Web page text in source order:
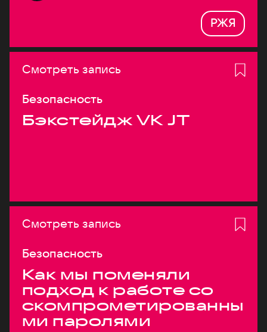
РЖЯ
Смотреть запись
Безопасность
Бэкстейдж VK JT
Смотреть запись
Безопасность
Как мы поменяли
подход к работе со
скомпрометированны
ми паролями